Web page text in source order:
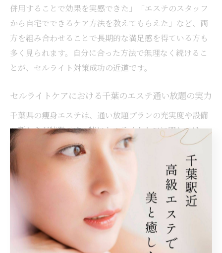
併用することで効果を実感できた」「エステのスタッフ
から自宅でできるケア方法を教えてもらえた」など、両
方を組み合わせることで長期的な満足感を得ている方も
多く見られます。自分に合った方法で無理なく続けるこ
とが、セルライト対策成功の近道です。
セルライトケアにおける千葉のエステ通い放題の実力
千葉県の痩身エステは、通い放題プランの充実度や設備
の新しさが特徴です。特にセルライトケアに関しては、
ハイパーナイフやキャビテーションなどの先端機器を導
入しているサロンが多く、専門的なアプローチが可能で
す。通い放題プランを活用することで、施術回数を気に
せず継続的なケアができ、セルライトが気になる部位を
通い放題プランの実力を最大限に引き出すには、定期的
な来店とスタッフとのコミュニケーションが欠かせませ